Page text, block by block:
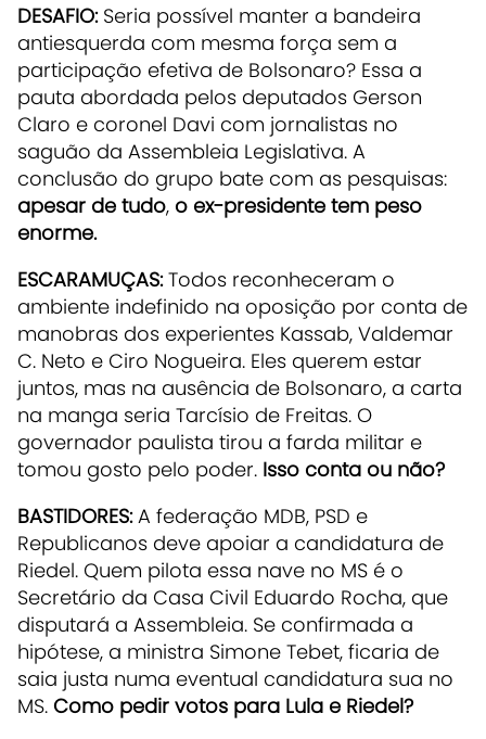
DESAFIO:Seria possível manter a bandeira
antiesquerda com mesma força sem a
participação efetiva de Bolsonaro? Essa a
pauta abordada pelos deputados Gerson
Claro e coronel Davi com jornalistas no
saguão da Assembleia Legislativa. A
conclusão do grupo bate com as pesquisas:
apesar de tudo, o ex-presidente tem peso
enorme.
ESCARAMUÇAS:Todos reconheceram o
ambiente indefinido na oposição por conta de
manobras dos experientes Kassab, Valdemar
C. Neto e Ciro Nogueira. Eles querem estar
juntos, mas na ausência de Bolsonaro, a carta
na manga seria Tarcísio de Freitas. O
governador paulista tirou a farda militar e
tomou gosto pelo poder. Isso conta ou não?
BASTIDORES:A federação MDB, PSD e
Republicanos deve apoiar a candidatura de
Riedel. Quem pilota essa nave no MS é o
Secretário da Casa Civil Eduardo Rocha, que
disputará a Assembleia. Se confirmada a
hipótese, a ministra Simone Tebet, ficaria de
saia justa numa eventual candidatura sua no
MS. Como pedir votos para Lula e Riedel?